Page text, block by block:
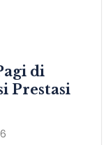
di
Prestasi